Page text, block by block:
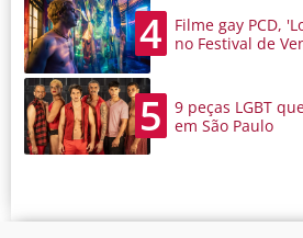
4
Filme gay PCD,
no Festival de
5
9 peças LGBT
em São Paulo